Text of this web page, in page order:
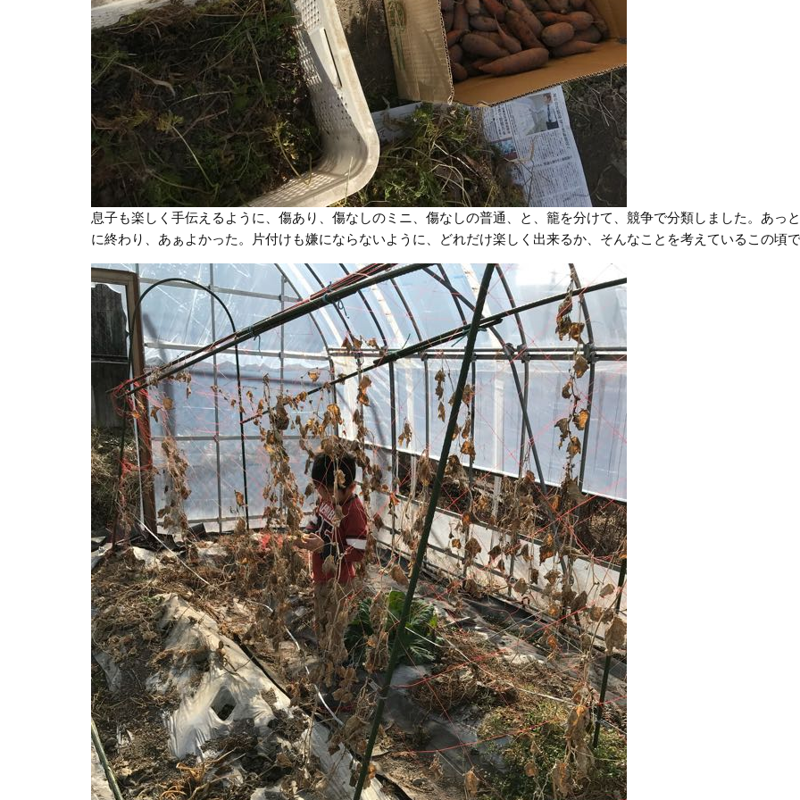
息子も楽しく手伝えるように、傷あり、傷なしのミニ、傷なしの普通、と、籠を分けて、競争で分類しました。あっ
に終わり、あぁよかった。片付けも嫌にならないように、どれだけ楽しく出来るか、そんなことを考えているこの頃で